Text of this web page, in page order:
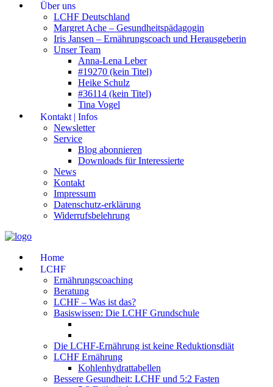
Über uns
LCHF Deutschland
Margret Ache – Gesundheitspädagogin
Iris Jansen – Ernährungscoach und Herausgeberin
Unser Team
Anna-Lena Leber
#19270 (kein Titel)
Heike Schulz
#36114 (kein Titel)
Tina Vogel
Kontakt | Infos
Newsletter
Service
Blog abonnieren
Downloads für Interessierte
News
Kontakt
Impressum
Datenschutz-erklärung
Widerrufsbelehrung
Home
LCHF
Ernährungscoaching
Beratung
LCHF – Was ist das?
Basiswissen: Die LCHF Grundschule
Die LCHF-Ernährung ist keine Reduktionsdiät
LCHF Ernährung
Kohlenhydrattabellen
Bessere Gesundheit: LCHF und 5:2 Fasten